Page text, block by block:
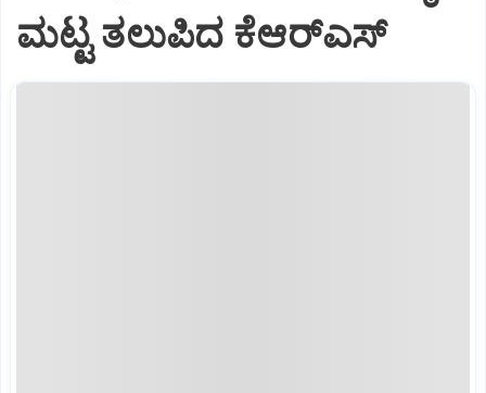
ಮಟ್ಟ ತಲುಪಿದ ಕೆಆರ್‌ಎಸ್‌